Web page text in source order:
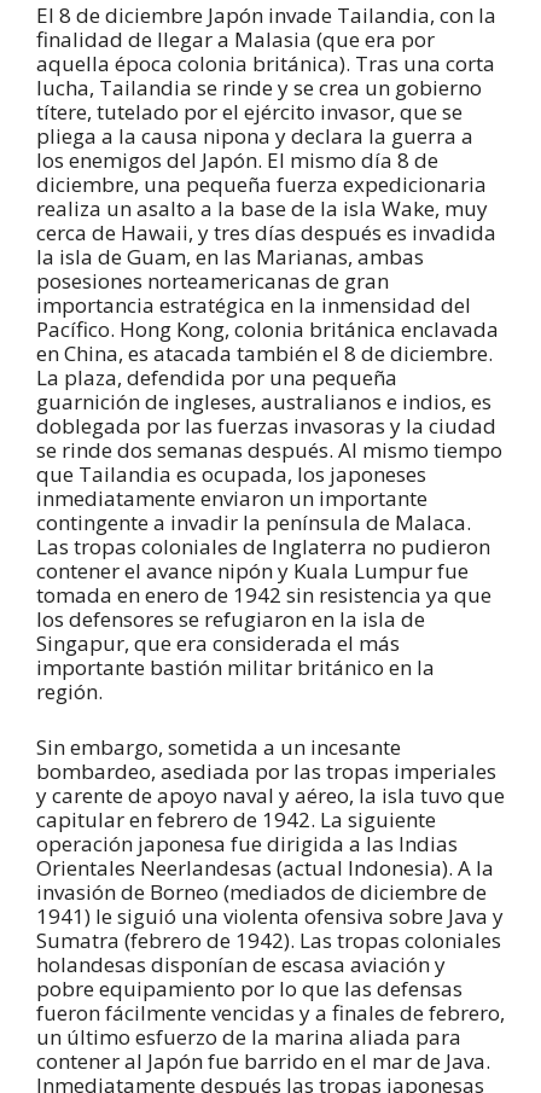
El 8 de diciembre Japón invade Tailandia, con la
finalidad de llegar a Malasia (que era por
aquella época colonia británica). Tras una corta
lucha, Tailandia se rinde y se crea un gobierno
títere, tutelado por el ejército invasor, que se
pliega a la causa nipona y declara la guerra a
los enemigos del Japón. El mismo día 8 de
diciembre, una pequeña fuerza expedicionaria
realiza un asalto a la base de la isla Wake, muy
cerca de Hawaii, y tres días después es invadida
la isla de Guam, en las Marianas, ambas
posesiones norteamericanas de gran
importancia estratégica en la inmensidad del
Pacífico. Hong Kong, colonia británica enclavada
en China, es atacada también el 8 de diciembre.
La plaza, defendida por una pequeña
guarnición de ingleses, australianos e indios, es
doblegada por las fuerzas invasoras y la ciudad
se rinde dos semanas después. Al mismo tiempo
que Tailandia es ocupada, los japoneses
inmediatamente enviaron un importante
contingente a invadir la península de Malaca.
Las tropas coloniales de Inglaterra no pudieron
contener el avance nipón y Kuala Lumpur fue
tomada en enero de 1942 sin resistencia ya que
los defensores se refugiaron en la isla de
Singapur, que era considerada el más
importante bastión militar británico en la
región.
Sin embargo, sometida a un incesante
bombardeo, asediada por las tropas imperiales
y carente de apoyo naval y aéreo, la isla tuvo que
capitular en febrero de 1942. La siguiente
operación japonesa fue dirigida a las Indias
Orientales Neerlandesas (actual Indonesia). A la
invasión de Borneo (mediados de diciembre de
1941) le siguió una violenta ofensiva sobre Java y
Sumatra (febrero de 1942). Las tropas coloniales
holandesas disponían de escasa aviación y
pobre equipamiento por lo que las defensas
fueron fácilmente vencidas y a finales de febrero,
un último esfuerzo de la marina aliada para
contener al Japón fue barrido en el mar de Java.
Inmediatamente después las tropas japonesas